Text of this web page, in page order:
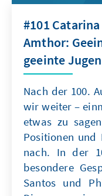
#101
Amthor:
geeinte
Nach der 100.
wir weiter –
etwas zu
Positionen
nach. In der
besondere
Santos und